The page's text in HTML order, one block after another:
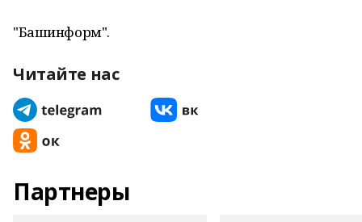
"Башинформ".
Читайте нас
Партнеры